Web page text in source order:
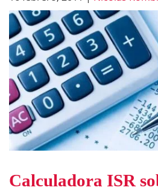
Calculadora ISR